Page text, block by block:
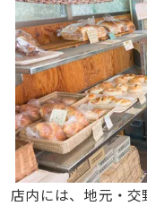
店内には、地元・